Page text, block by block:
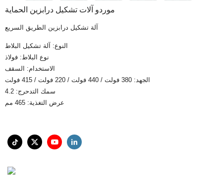
موردو آلات تشكيل درابزين الحماية
آلة تشكيل درابزين الطريق السريع
النوع: آلة تشكيل البلاط
نوع البلاط: فولاذ
الاستخدام: السقف
الجهد: 380 فولت / 440 فولت / 220 فولت / 415 فولت
سمك التدحرج: 4.2
عرض التغذية: 465 مم